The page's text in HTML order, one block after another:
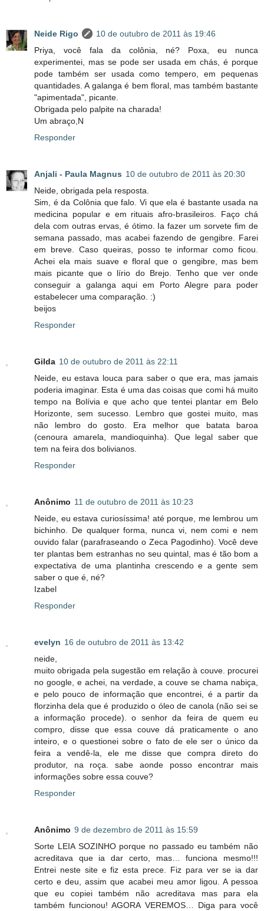
Neide Rigo
10 de outubro de 2011 às 19:46
Priya, você fala da colônia, né? Poxa, eu nunca
experimentei, mas se pode ser usada em chás, é porque
pode também ser usada como tempero, em pequenas
quantidades. A galanga é bem floral, mas também bastante
"apimentada", picante.
Obrigada pelo palpite na charada!
Um abraço,N
Responder
Anjali - Paula Magnus 10 de outubro de 2011 às 20:30
Neide, obrigada pela resposta.
Sim, é da Colônia que falo. Vi que ela é bastante usada na
medicina popular e em rituais afro-brasileiros. Faço chá
dela com outras ervas, é ótimo. Ia fazer um sorvete fim de
semana passado, mas acabei fazendo de gengibre. Farei
em breve. Caso queiras, posso te informar como ficou.
Achei ela mais suave e floral que o gengibre, mas bem
mais picante que o lírio do Brejo. Tenho que ver onde
conseguir a galanga aqui em Porto Alegre para poder
estabelecer uma comparação. :)
beijos
Responder
Gilda 10 de outubro de 2011 às 22:11
Neide, eu estava louca para saber o que era, mas jamais
poderia imaginar. Esta é uma das coisas que comi há muito
tempo na Bolívia e que acho que tentei plantar em Belo
Horizonte, sem sucesso. Lembro que gostei muito, mas
não lembro do gosto. Era melhor que batata baroa
(cenoura amarela, mandioquinha). Que legal saber que
tem na feira dos bolivianos.
Responder
Anônimo 11 de outubro de 2011 às 10:23
Neide, eu estava curiosíssima! até porque, me lembrou um
bichinho. De qualquer forma, nunca vi, nem comi e nem
ouvido falar (parafraseando o Zeca Pagodinho). Você deve
ter plantas bem estranhas no seu quintal, mas é tão bom a
expectativa de uma plantinha crescendo e a gente sem
saber o que é, né?
Izabel
Responder
evelyn 16 de outubro de 2011 às 13:42
neide,
muito obrigada pela sugestão em relação à couve. procurei
no google, e achei, na verdade, a couve se chama nabiça,
e pelo pouco de informação que encontrei, é a partir da
florzinha dela que é produzido o óleo de canola (não sei se
a informação procede). o senhor da feira de quem eu
compro, disse que essa couve dá praticamente o ano
inteiro, e o questionei sobre o fato de ele ser o único da
feira a vendê-la, ele me disse que compra direto do
produtor, na roça. sabe aonde posso encontrar mais
informações sobre essa couve?
Responder
Anônimo 9 de dezembro de 2011 às 15:59
Sorte LEIA SOZINHO porque no passado eu também não
acreditava que ia dar certo, mas… funciona mesmo!!!
Entrei neste site e fiz esta prece. Fiz para ver se ia dar
certo e deu, assim que acabei meu amor ligou. A pessoa
que eu copiei também não acreditava mas para ela
também funcionou! AGORA VEREMOS… Diga para você